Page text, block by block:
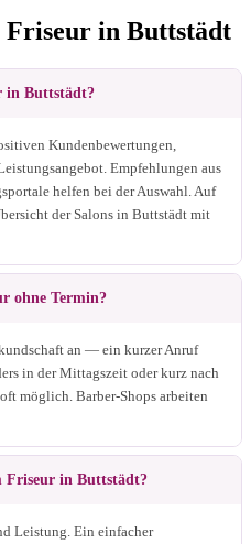
Friseur in Buttstädt
in Buttstädt?
Kundenbewertungen,
Empfehlungen aus
helfen bei der Auswahl. Auf
der Salons in Buttstädt mit
ohne Termin?
an — ein kurzer Anruf
in der Mittagszeit oder kurz nach
möglich. Barber-Shops arbeiten
Friseur in Buttstädt?
Leistung. Ein einfacher